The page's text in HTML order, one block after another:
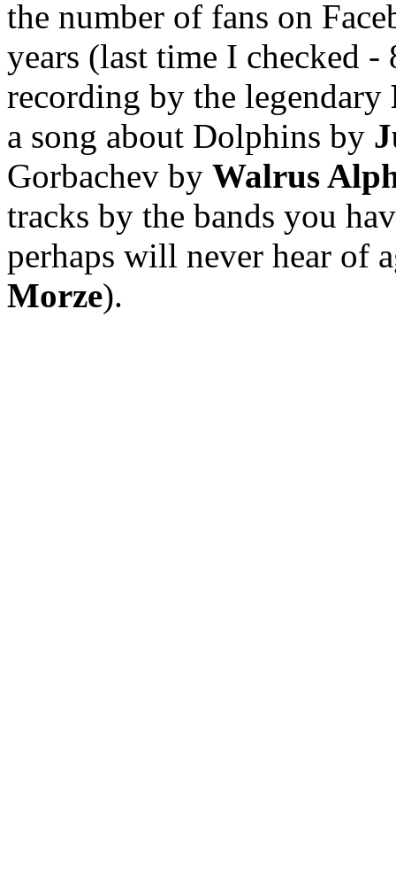
the number of fans on
years (last time I checked
recording by the legendary
a song about Dolphins by
Gorbachev by Walrus
tracks by the bands you
perhaps will never hear of
Morze).